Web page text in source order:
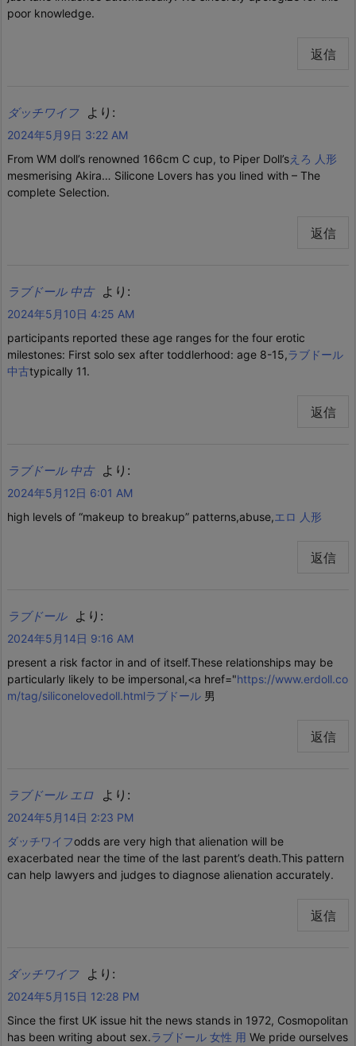
poor knowledge.
返信
ダッチワイフ より:
2024年5月9日 3:22 AM
From WM doll’s renowned 166cm C cup, to Piper Doll’sえろ 人形
mesmerising Akira… Silicone Lovers has you lined with – The
complete Selection.
返信
ラブドール 中古 より:
2024年5月10日 4:25 AM
participants reported these age ranges for the four erotic
milestones: First solo sex after toddlerhood: age 8-15,ラブドール
中古typically 11.
返信
ラブドール 中古 より:
2024年5月12日 6:01 AM
high levels of “makeup to breakup” patterns,abuse,エロ 人形
返信
ラブドール より:
2024年5月14日 9:16 AM
present a risk factor in and of itself.These relationships may be
particularly likely to be impersonal,<a href="https://www.erdoll.co
m/tag/siliconelovedoll.htmlラブドール 男
返信
ラブドール エロ より:
2024年5月14日 2:23 PM
ダッチワイフodds are very high that alienation will be
exacerbated near the time of the last parent’s death.This pattern
can help lawyers and judges to diagnose alienation accurately.
返信
ダッチワイフ より:
2024年5月15日 12:28 PM
Since the first UK issue hit the news stands in 1972, Cosmopolitan
has been writing about sex.ラブドール 女性 用 We pride ourselves